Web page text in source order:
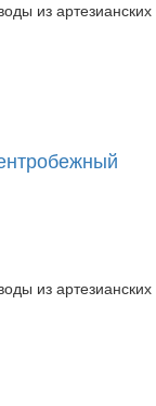
из артезианских
из артезианских